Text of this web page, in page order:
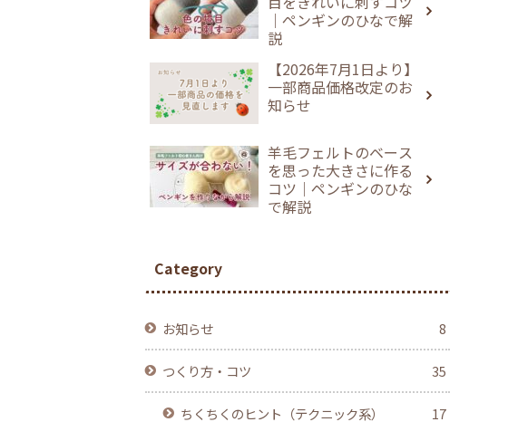
｜ペンギンのひなで解
説
【2026年7月1日より】
一部商品価格改定のお
知らせ
羊毛フェルトのベース
を思った大きさに作る
コツ｜ペンギンのひな
で解説
Category
お知らせ 8
つくり方・コツ 35
ちくちくのヒント（テクニック系） 17